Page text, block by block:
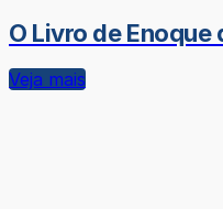
O Livro de
Veja mais